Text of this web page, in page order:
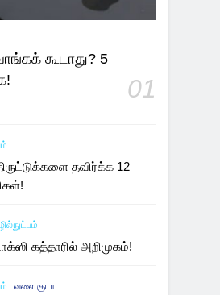
கூடாது? 5
01
தவிர்க்க 12
கத்தாரில் அறிமுகம்!
வளைகுடா